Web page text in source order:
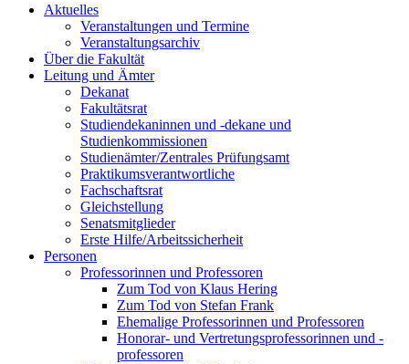
Aktuelles
Veranstaltungen und Termine
Veranstaltungsarchiv
Über die Fakultät
Leitung und Ämter
Dekanat
Fakultätsrat
Studiendekaninnen und -dekane und
Studienkommissionen
Studienämter/Zentrales Prüfungsamt
Praktikumsverantwortliche
Fachschaftsrat
Gleichstellung
Senatsmitglieder
Erste Hilfe/Arbeitssicherheit
Personen
Professorinnen und Professoren
Zum Tod von Klaus Hering
Zum Tod von Stefan Frank
Ehemalige Professorinnen und Professoren
Honorar- und Vertretungsprofessorinnen und -
professoren